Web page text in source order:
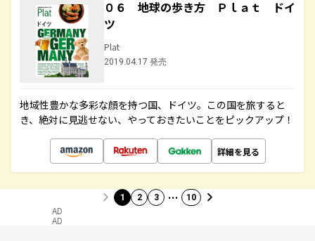
０６ 地球の歩き方 Ｐｌａｔ ドイ
ツ
Plat
2019.04.17 発売
地域性豊かな多彩な顔を持つ国、ドイツ。この国を旅すると
き、絶対に見逃せない、やっておきたいことをピックアップ！
詳細を見る
1 2 3 … 10
AD
AD